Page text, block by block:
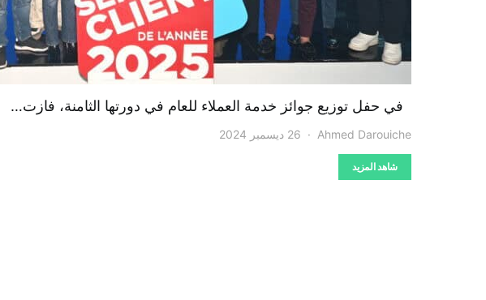
في حفل توزيع جوائز خدمة العملاء للعام في دورتها الثامنة، فازت…
Ahmed Darouiche 26 ديسمبر 2024
شاهد المزيد